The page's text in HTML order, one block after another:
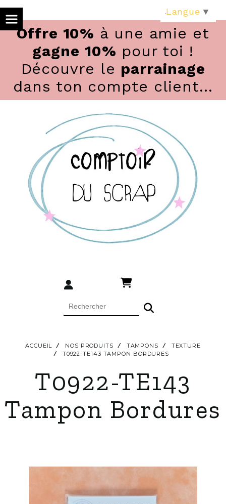
Offre 10% à une amie et
gagne 10% pour toi !
Découvre le parrainage
dans ton compte client...
ACCUEIL NOS PRODUITS TAMPONS
TEXTURE
T0922-TE143 TAMPON BORDURES
T0922-TE143
Tampon Bordures
Langue ▼